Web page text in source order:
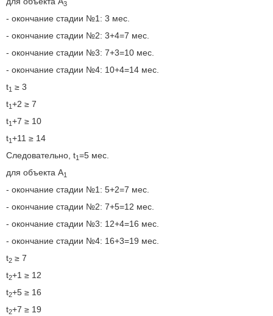
3
- окончание стадии №1: 3 мес.
- окончание стадии №2: 3+4=7 мес.
- окончание стадии №3: 7+3=10 мес.
- окончание стадии №4: 10+4=14 мес.
t1 ≥ 3
t1+2 ≥ 7
t1+7 ≥ 10
t1+11 ≥ 14
Следовательно, t1=5 мес.
для объекта A1
- окончание стадии №1: 5+2=7 мес.
- окончание стадии №2: 7+5=12 мес.
- окончание стадии №3: 12+4=16 мес.
- окончание стадии №4: 16+3=19 мес.
t2 ≥ 7
t2+1 ≥ 12
t2+5 ≥ 16
t2+7 ≥ 19